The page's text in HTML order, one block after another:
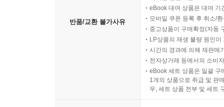
반품/교환 불가사유
eBook 대여 상품은 대여 기
모바일 쿠폰 등록 후 취소/
중고상품이 구매확정(자동
LP상품의 재생 불량 원인
시간의 경과에 의해 재판매
전자상거래 등에서의 소비
eBook 세트 상품은 일괄 구
1개의 상품으로 취급 및 판
우, 세트 상품 전부 및 세트